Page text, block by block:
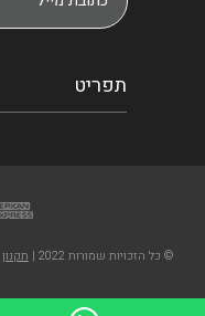
תפריט
© כל הזכויות שמורות 2022 | תקנון